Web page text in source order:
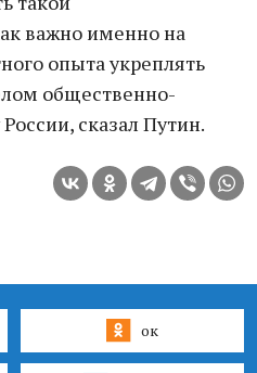
важно именно на
опыта укреплять
общественно-
сказал Путин.
ок